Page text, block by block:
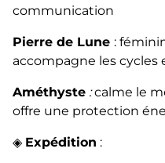
communication
Pierre de Lune :
accompagne les
Améthyste :calme le
offre une protection
◈ Expédition :